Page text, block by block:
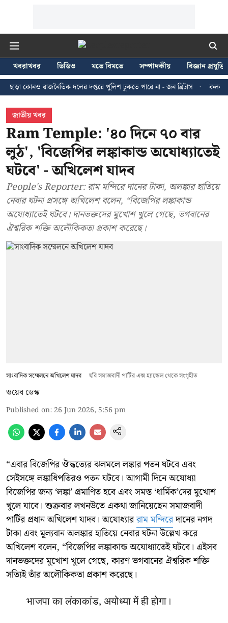
খবরাখবর ভিডিও মতে বিমতে সম্পাদকীয়
বিজ্ঞান প্রযুক্তি
রাজনৈতিক দলের দপ্তরে পুলিশ ঢুকতে পারে না - জন ব্রিটাস
কলকাতায় ২৪
জাতীয় খবর
Ram Temple: '৪০ দিনে ৭০ বার
লুঠ', 'বিজেপির লঙ্কাকান্ড অযোধ্যাতেই
ঘটবে' - অখিলেশ যাদব
People's Reporter: রাম মন্দিরে দানের টাকা, অলঙ্কার হাতিয়ে
নেবার ঘটনা প্রসঙ্গে অখিলেশ বলেন, “বিজেপির লঙ্কাকান্ড
অযোধ্যাতেই ঘটবে। দানভক্তদের মুখোশ খুলে গেছে, ভগবানের
ঐশ্বরিক শক্তি অলৌকিকতা প্রকাশ করেছে।
সাংবাদিক সম্মেলনে অখিলেশ যাদব ছবি সমাজবাদী পার্টির এক্স হ্যান্ডেল থেকে সংগৃহীত
ওয়েব ডেস্ক
Published on: 26 Jun 2026, 5:56 pm
“এবার বিজেপির ঔদ্ধত্যের ঝলমলে লঙ্কার পতন ঘটবে এবং
সেইসঙ্গে লঙ্কাধিপতিরও পতন ঘটবে। আগামী দিনে অযোধ্যা
বিজেপির জন্য ‘লঙ্কা’ প্রমাণিত হবে এবং সমস্ত ‘ধার্মিক’দের মুখোশ
খুলে যাবে। শুক্রবার লখনউতে একথা জানিয়েছেন সমাজবাদী
পার্টির প্রধান অখিলেশ যাদব। অযোধ্যাররাম মন্দিরেদানের নগদ
টাকা এবং মূল্যবান অলঙ্কার হাতিয়ে নেবার ঘটনা উল্লেখ করে
অখিলেশ বলেন, “বিজেপির লঙ্কাকান্ড অযোধ্যাতেই ঘটবে। এইসব
দানভক্তদের মুখোশ খুলে গেছে, কারণ ভগবানের ঐশ্বরিক শক্তি
সত্যিই তাঁর অলৌকিকতা প্রকাশ করেছে।
भाजपा का लंकाकांड, अयोध्या में ही होगा।